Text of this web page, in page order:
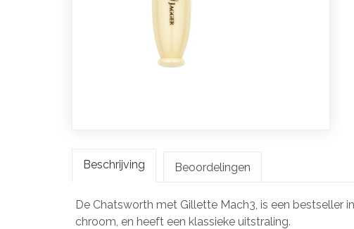
Beschrijving Beoordelingen
De Chatsworth met Gillette Mach3, is een bestseller
chroom, en heeft een klassieke uitstraling.